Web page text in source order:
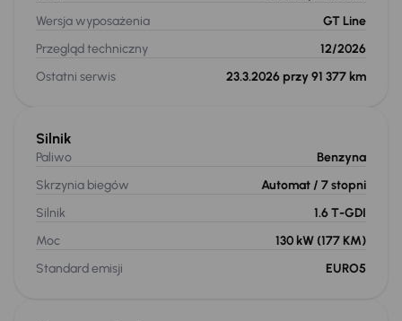
Wersja wyposażenia
GT Line
Przegląd techniczny
12/2026
Ostatni serwis
23.3.2026 przy 91 377 km
Silnik
Paliwo
Benzyna
Skrzynia biegów
Automat / 7 stopni
Silnik
1.6 T-GDI
Moc
130 kW (177 KM)
Standard emisji
EURO5